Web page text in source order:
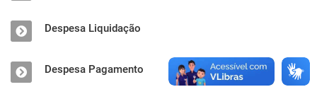
Despesa Liquidação
Despesa Pagamento